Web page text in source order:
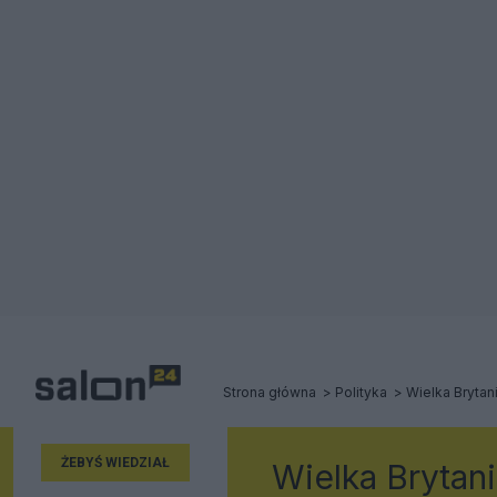
Strona główna Polityka Wielka
ŻEBYŚ WIEDZIAŁ Wielka